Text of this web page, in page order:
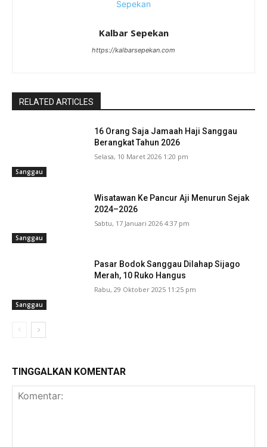
Kalbar Sepekan
https://kalbarsepekan.com
RELATED ARTICLES
Sanggau
16 Orang Saja Jamaah Haji Sanggau
Berangkat Tahun 2026
Selasa, 10 Maret 2026 1:20 pm
Sanggau
Wisatawan Ke Pancur Aji Menurun Sejak
2024–2026
Sabtu, 17 Januari 2026 4:37 pm
Sanggau
Pasar Bodok Sanggau Dilahap Sijago
Merah, 10 Ruko Hangus
Rabu, 29 Oktober 2025 11:25 pm
TINGGALKAN KOMENTAR